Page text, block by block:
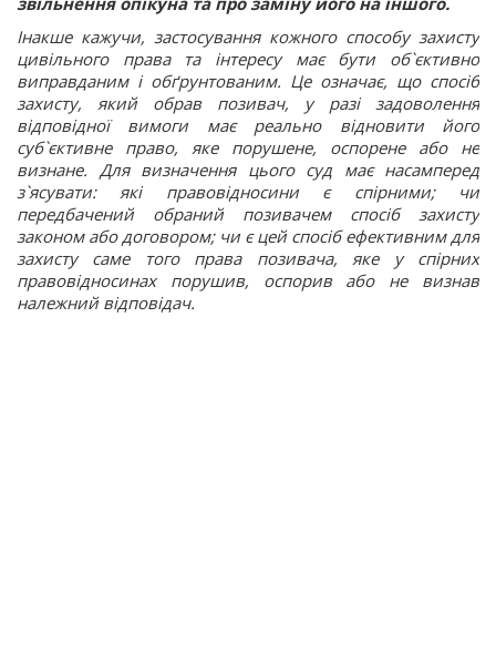
Інакше кажучи, застосування кожного способу захисту
цивільного права та інтересу має бути об`єктивно
виправданим і обґрунтованим. Це означає, що спосіб
захисту, який обрав позивач, у разі задоволення
відповідної вимоги має реально відновити його
суб`єктивне право, яке порушене, оспорене або не
визнане. Для визначення цього суд має насамперед
з`ясувати: які правовідносини є спірними; чи
передбачений обраний позивачем спосіб захисту
законом або договором; чи є цей спосіб ефективним для
захисту саме того права позивача, яке у спірних
правовідносинах порушив, оспорив або не визнав
належний відповідач.